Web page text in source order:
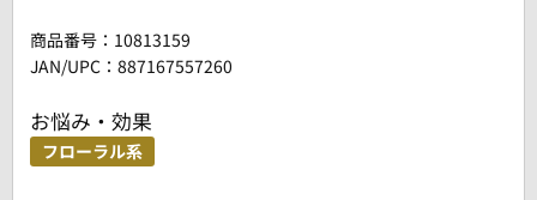
商品番号： 10813159
JAN/UPC：887167557260
お悩み・効果
フローラル系